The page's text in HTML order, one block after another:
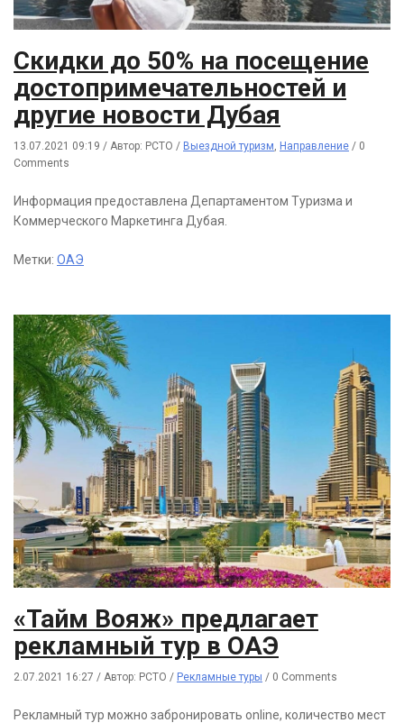
Скидки до 50% на посещение
достопримечательностей и
другие новости Дубая
13.07.2021 09:19 / Автор: РСТО / Выездной туризм, Направление / 0
Comments
Информация предоставлена Департаментом Туризма и
Коммерческого Маркетинга Дубая.
Метки: ОАЭ
«Тайм Вояж» предлагает
рекламный тур в ОАЭ
2.07.2021 16:27 / Автор: РСТО / Рекламные туры / 0 Comments
Рекламный тур можно забронировать online, количество мест